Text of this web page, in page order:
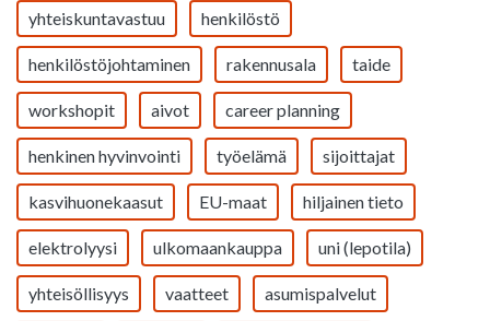
yhteiskuntavastuu henkilöstö
henkilöstöjohtaminen rakennusala taide
workshopit aivot career planning
henkinen hyvinvointi työelämä sijoittajat
kasvihuonekaasut EU-maat hiljainen tieto
elektrolyysi ulkomaankauppa uni (lepotila)
yhteisöllisyys vaatteet asumispalvelut